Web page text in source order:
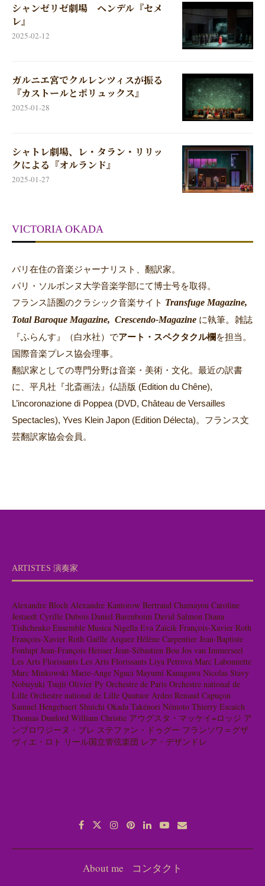
シャンゼリゼ劇場 ヘンデル『セメ
レ』
2025-02-12
ガルニエ宮でクルレンツィスが振る
『カストールとポリュックス』
2025-01-28
シャトレ劇場、レ・タラン・リリッ
クによる『オルランド』
2025-01-27
VICTORIA OKADA
パリ在住の音楽ジャーナリスト、翻訳家。
パリ・ソルボンヌ大学音楽学部にて博士号を取得。
フランス語圏のクラシック音楽サイト Transfuge Magazine,
Total Baroque Magazine, Crescendo-Magazine に執筆。 雑誌
『ふらんす』（白水社）でアート・スペクタクル欄を担当。
国際音楽プレス協会理事。
翻訳家としての専門分野は音楽・美術・文化。最近の訳書
に、平凡社『北斎画法』仏語版 (Edition du Chêne),
L’incoronazione di Poppea (DVD, Château de Versailles
Spectacles), Yves Klein Japon (Edition Délecta)。フランス文
芸翻訳家協会会員。
ARTISTES 演奏家
Alexandre Bloch Alexandre Kantorow Bertrand Chamayou Caroline
Jestaedt Cyrille Dubois Daniel Barenboim David Salmon Diana
Tishchenko Ensemble Musica Nigella Eva Zaïcik François-Xavier Roth
François-Xavier Roth Gaëlle Arquez Hélène Carpentier Jean-Baptiste
Fonlupt Jean-François Heisser Jean-Sébastien Bou Jos van Immerseel
Les Arts Florissants Les Arts Florissants Liya Petrova Marc Labonnette
Marc Minkowski Marie-Ange Nguci Mayumi Kanagawa Nicolas Stavy
Nobuyuki Tsujii Olivier Py Orchestre de Paris Orchestre national de
Lille Orchestre national de Lille Quatuor Ardeo Renaud Capuçon
Samuel Hengebaert Shuichi Okada Takénori Némoto Thierry Escaich
Thomas Dunford William Christie アウグスタ・マッケイ=ロッジ ア
ンブロワジーヌ・ブレ ステファン・ドゥグー フランソワ＝グザ
ヴィエ・ロト リール国立管弦楽団 レア・デザンドレ
About me コンタクト